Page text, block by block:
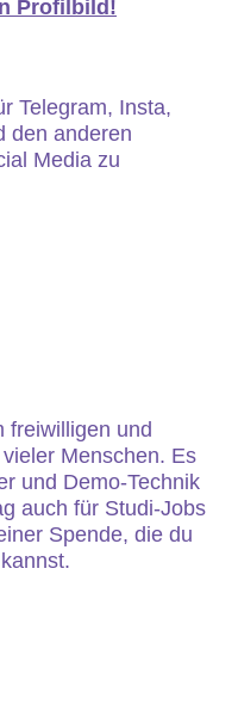
Profilbild!
Telegram, Insta,
den anderen
Media zu
freiwilligen und
Menschen. Es
und Demo-Technik
auch für Studi-Jobs
Spende, die du